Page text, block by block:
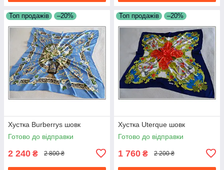
Топ продажів –20%
Хустка Burberrys шовк
Готово до відправки
2 240 ₴ 2 800 ₴
Топ продажів –20%
Хустка Uterque шовк
Готово до відправки
1 760 ₴ 2 200 ₴